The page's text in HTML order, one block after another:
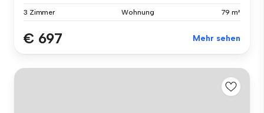
3 Zimmer Wohnung 79 m²
€ 697 Mehr sehen